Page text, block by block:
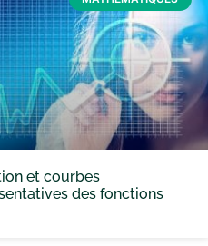
et courbes
des fonctions